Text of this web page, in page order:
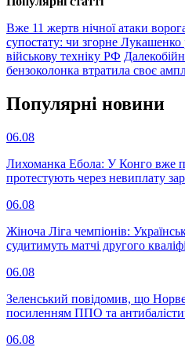
Вже 11 жертв нічної атаки
супостату: чи згорне Лукашенко
військову техніку РФ
бензоколонка втратила своє
Популярнi новини
06.08
Лихоманка Ебола: У Конго вже
протестують через невиплату
06.08
Жіноча Ліга чемпіонів:
судитимуть матчі другого
06.08
Зеленський повідомив, що
посиленням ППО та
06.08